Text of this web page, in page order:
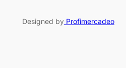
Designed by Profimercadeo